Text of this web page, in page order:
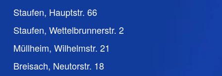
Staufen, Hauptstr. 66
Staufen, Wettelbrunnerstr. 2
Müllheim, Wilhelmstr. 21
Breisach, Neutorstr. 18